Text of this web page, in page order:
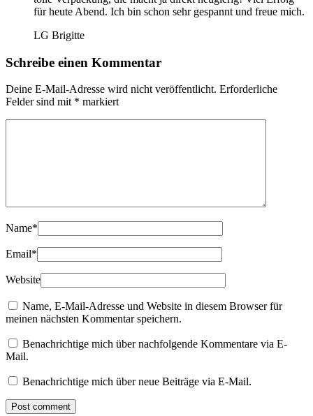
für heute Abend. Ich bin schon sehr gespannt und freue mich.
LG Brigitte
Schreibe einen Kommentar
Deine E-Mail-Adresse wird nicht veröffentlicht. Erforderliche
Felder sind mit * markiert
Name*
Email*
Website
Name, E-Mail-Adresse und Website in diesem Browser für
meinen nächsten Kommentar speichern.
Benachrichtige mich über nachfolgende Kommentare via E-
Mail.
Benachrichtige mich über neue Beiträge via E-Mail.